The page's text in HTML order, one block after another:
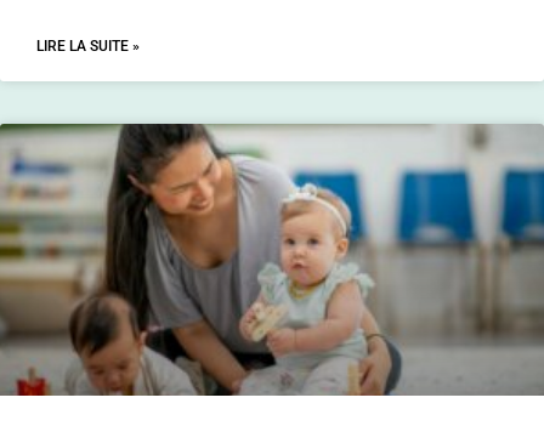
LIRE LA SUITE »